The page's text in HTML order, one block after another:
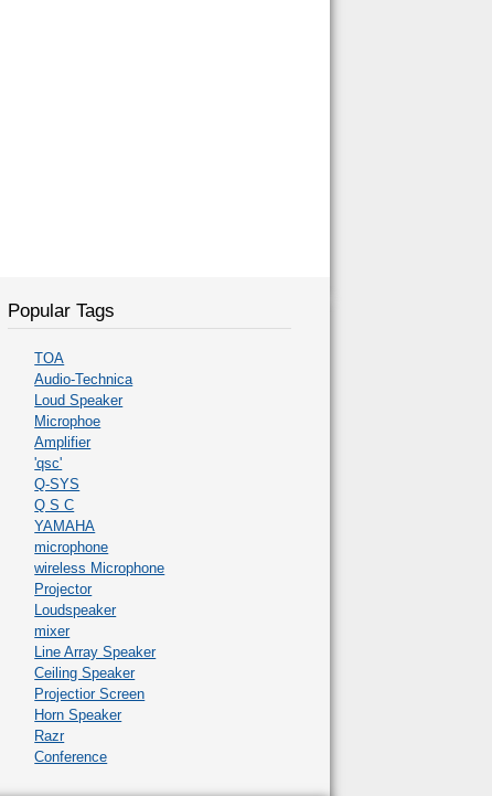
Popular Tags
TOA
Audio-Technica
Loud Speaker
Microphoe
Amplifier
'qsc'
Q-SYS
Q S C
YAMAHA
microphone
wireless Microphone
Projector
Loudspeaker
mixer
Line Array Speaker
Ceiling Speaker
Projectior Screen
Horn Speaker
Razr
Conference